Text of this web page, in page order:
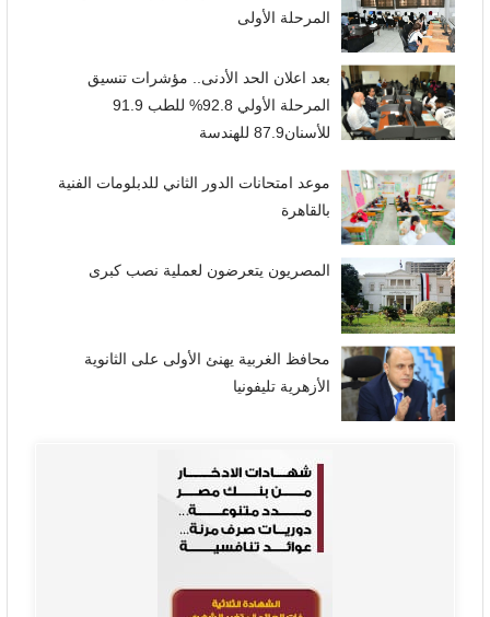
المرحلة الأولى
بعد اعلان الحد الأدنى.. مؤشرات تنسيق
المرحلة الأولي 92.8% للطب 91.9
للأسنان87.9 للهندسة
موعد امتحانات الدور الثاني للدبلومات الفنية
بالقاهرة
المصريون يتعرضون لعملية نصب كبرى
محافظ الغربية يهنئ الأولى على الثانوية
الأزهرية تليفونيا